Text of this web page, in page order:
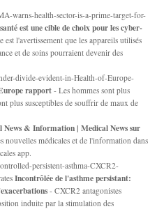
warns-health-sector-is-a-prime-target-for-
est une cible de choix pour les cyber-
l'avertissement que les appareils utilisés
et de soins pourraient devenir des
divide-evident-in-Health-of-Europe-
rapport- Les hommes sont plus
plus susceptibles de souffrir de maux de
News & Information | Medical News sur
nouvelles médicales et de l'information dans
app.
persistent-asthma-CXCR2-
Incontrôlée de l'asthme persistant:
- CXCR2 antagonistes
induite par la stimulation des